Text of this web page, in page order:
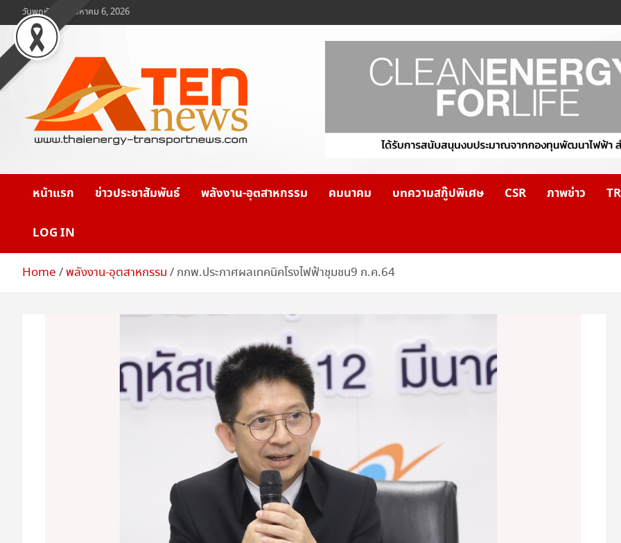
to
content
วันพฤหัสบดี, สิงหาคม 6, 2026
www.ten-news.com
หน้าแรก ข่าวประชาสัมพันธ์ พลังงาน-อุตสาหกรรม คมนาคม บทความสกู๊ปพิเศษ CSR ภาพข่าว
LOG IN
Home พลังงาน-อุตสาหกรรม กกพ.ประกาศผลเทคนิคโรงไฟฟ้าชุมชน9 ก.ค.64